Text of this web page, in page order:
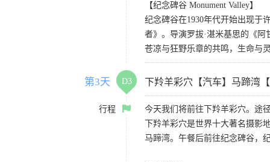
【纪念碑谷 Monument Valley】
纪念碑谷在1930年代开始出现于
者》。导演罗拔·湛米基思的《
苍凉与狂野乐章的共鸣，生命与
第3天 D3 下羚羊彩穴【汽车】马蹄湾
行程
今天我们将前往下羚羊彩穴。途
下羚羊彩穴是世界十大著名摄
马蹄湾。午餐后前往纪念碑谷，